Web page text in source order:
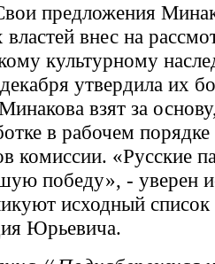
предложения
внес на
культурному
утвердила их
взят за
в рабочем
комиссии. «Русские
победу», - уверен
исходный список
Юрьевича.